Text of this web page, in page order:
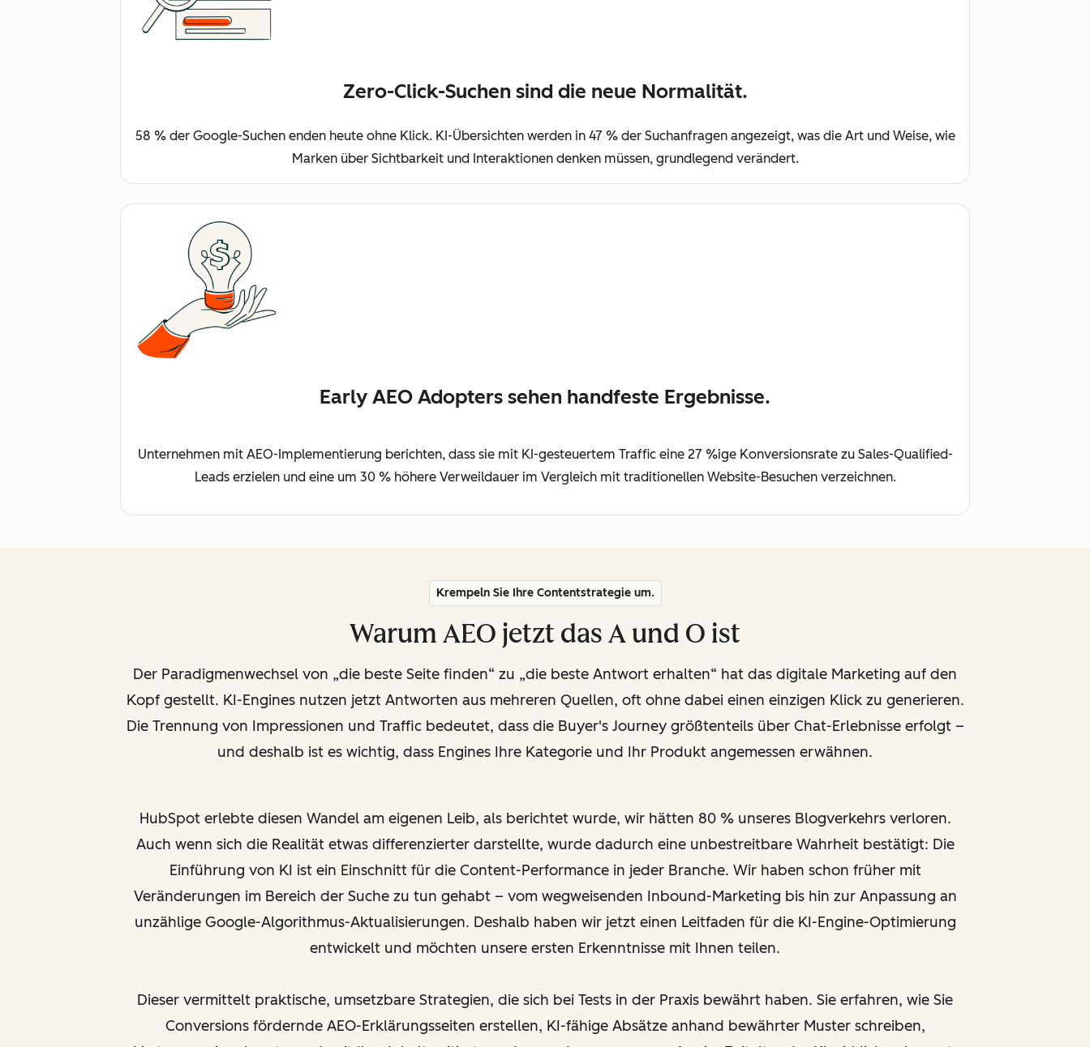
Zero-Click-Suchen sind die neue Normalität.
58 % der Google-Suchen enden heute ohne Klick. KI-Übersichten werden in 47 % der Suchanfragen angezeigt, was die Art und Weise, wie
Marken über Sichtbarkeit und Interaktionen denken müssen, grundlegend verändert.
Early AEO Adopters sehen handfeste Ergebnisse.
Unternehmen mit AEO-Implementierung berichten, dass sie mit KI-gesteuertem Traffic eine 27 %ige Konversionsrate zu Sales-Qualified-
Leads erzielen und eine um 30 % höhere Verweildauer im Vergleich mit traditionellen Website-Besuchen verzeichnen.
Krempeln Sie Ihre Contentstrategie um.
Warum AEO jetzt das A und O ist
Der Paradigmenwechsel von „die beste Seite finden“ zu „die beste Antwort erhalten“ hat das digitale Marketing auf den
Kopf gestellt. KI-Engines nutzen jetzt Antworten aus mehreren Quellen, oft ohne dabei einen einzigen Klick zu generieren.
Die Trennung von Impressionen und Traffic bedeutet, dass die Buyer's Journey größtenteils über Chat-Erlebnisse erfolgt –
und deshalb ist es wichtig, dass Engines Ihre Kategorie und Ihr Produkt angemessen erwähnen.
HubSpot erlebte diesen Wandel am eigenen Leib, als berichtet wurde, wir hätten 80 % unseres Blogverkehrs verloren.
Auch wenn sich die Realität etwas differenzierter darstellte, wurde dadurch eine unbestreitbare Wahrheit bestätigt: Die
Einführung von KI ist ein Einschnitt für die Content-Performance in jeder Branche. Wir haben schon früher mit
Veränderungen im Bereich der Suche zu tun gehabt – vom wegweisenden Inbound-Marketing bis hin zur Anpassung an
unzählige Google-Algorithmus-Aktualisierungen. Deshalb haben wir jetzt einen Leitfaden für die KI-Engine-Optimierung
entwickelt und möchten unsere ersten Erkenntnisse mit Ihnen teilen.
Dieser vermittelt praktische, umsetzbare Strategien, die sich bei Tests in der Praxis bewährt haben. Sie erfahren, wie Sie
Conversions fördernde AEO-Erklärungsseiten erstellen, KI-fähige Absätze anhand bewährter Muster schreiben,